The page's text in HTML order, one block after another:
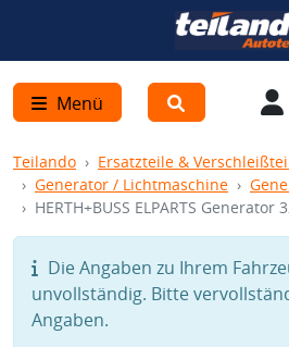
Menü
Teilando Ersatzteile &
Generator / Lichtmaschine
HERTH+BUSS ELPARTS Generator
Die Angaben zu Ihrem
unvollständig. Bitte
Angaben.